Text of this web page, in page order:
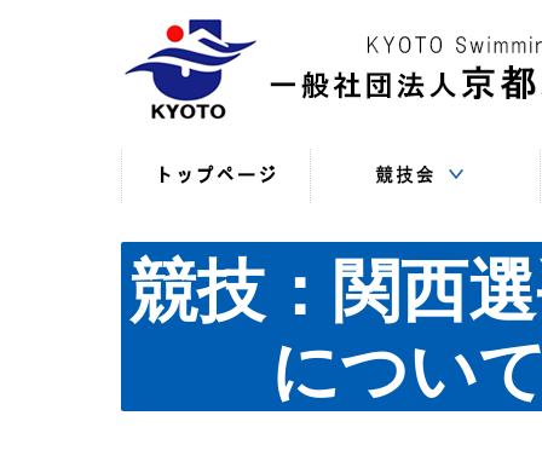
（現年度）
（過年度以前）
（申込・連絡事項等）
競技：関西
につい